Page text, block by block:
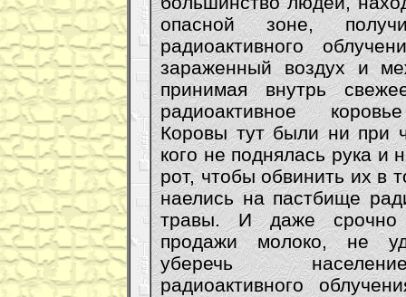
опасной зоне,
радиоактивного
зараженный воздух и
принимая внутрь
радиоактивное
Коровы тут были ни при
кого не поднялась рука и
рот, чтобы обвинить их в
наелись на пастбище
травы. И даже срочно
продажи молоко, не
уберечь
радиоактивного